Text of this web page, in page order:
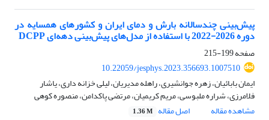
پیش‌بینی چندسالانه بارش و دمای ایران و کشورهای همسایه در
دوره 2026-2022 با استفاده از مدل‌های پیش‌بینی دهه‌ای DCPP
صفحه199-215
10.22059/jesphys.2023.356693.1007510
ایمان بابائیان، زهره جوانشیری، راهله مدیریان، لیلی خزانه داری، یاشار
فلامرزی، شراره ملبوسی، مریم کریمیان، مرتضی پاکدامن، منصوره کوهی
مشاهده مقاله
اصل مقاله 1.36 M